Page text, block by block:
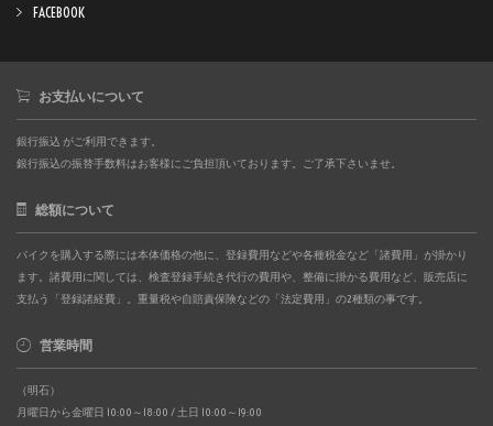
FACEBOOK
お支払いについて
銀行振込 がご利用できます。
銀行振込の振替手数料はお客様にご負担頂いております。ご了承下さいませ。
総額について
バイクを購入する際には本体価格の他に、登録費用などや各種税金など「諸費用」が掛かり
ます。諸費用に関しては、検査登録手続き代行の費用や、整備に掛かる費用など、販売店に
支払う「登録諸経費」。重量税や自賠責保険などの「法定費用」の2種類の事です。
営業時間
（明石）
月曜日から金曜日 10:00～18:00 / 土日 10:00～19:00